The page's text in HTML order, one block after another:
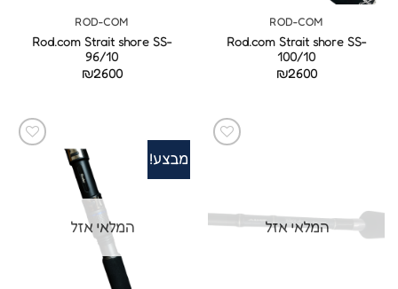
ROD-COM
Rod.com Strait shore SS-
100/10
₪2600
ROD-COM
Rod.com Strait shore SS-
96/10
₪2600
המלאי אזל
מבצע!
המלאי אזל